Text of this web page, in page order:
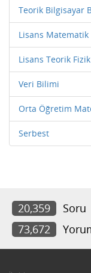
Teorik Bilgisayar
Lisans Matematik
Lisans Teorik Fizik
Veri Bilimi
Orta Öğretim
Serbest
20,359 Soru
73,672